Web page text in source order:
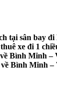
tại sân bay
xe đi 1
Bình Minh –
Bình Minh